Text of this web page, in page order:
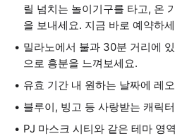
릴 넘치는 놀이기구를 타고, 온
을 보내세요. 지금 바로 예약하
밀라노에서 불과 30분 거리에
으로 흥분을 느껴보세요.
유효 기간 내 원하는 날짜에 레
블루이, 빙고 등 사랑받는 캐릭
PJ 마스크 시티와 같은 테마 영